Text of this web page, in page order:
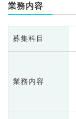
業務内容
募集科目
業務内容